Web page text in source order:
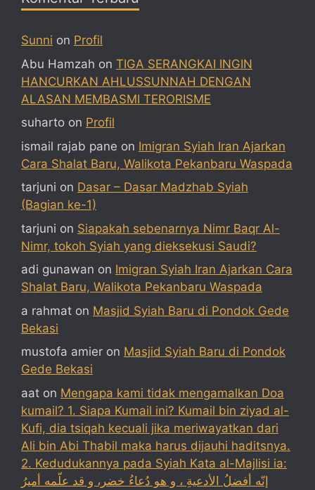
Sunni on Profil
Abu Hamzah on TIGA SERANGKAI INGIN
HANCURKAN AHLUSSUNNAH DENGAN
ALASAN MEMBASMI TERORISME
suharto on Profil
ismail rajab pane on Imigran Syiah Iran Ajarkan
Cara Shalat Baru, Walikota Pekanbaru Waspada
tarjuni on Dasar – Dasar Madzhab Syiah
(Bagian ke-1)
tarjuni on Siapakah sebenarnya Nimr Baqr Al-
Nimr, tokoh Syiah yang dieksekusi Saudi?
adi gunawan on Imigran Syiah Iran Ajarkan Cara
Shalat Baru, Walikota Pekanbaru Waspada
a rahmat on Masjid Syiah Baru di Pondok Gede
Bekasi
mustofa amier on Masjid Syiah Baru di Pondok
Gede Bekasi
aat on Mengapa kami tidak mengamalkan Doa
kumail? 1. Siapa Kumail ini? Kumail bin ziyad al-
Kufi, dia tsiqah kecuali jika meriwayatkan dari
Ali bin Abi Thabil maka harus dijauhi haditsnya.
2. Kedudukannya pada Syiah Kata al-Majlisi ia:
إنّه أفضلُ الأدعيةِ ، و هو دُعاءُ خضر، و قد علّمه أميرُ